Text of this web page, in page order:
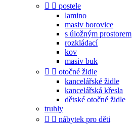
  postele
lamino
masiv borovice
s úložným prostorem
rozkládací
kov
masiv buk
  otočné židle
kancelářské židle
kancelářská křesla
dětské otočné židle
truhly
  nábytek pro děti